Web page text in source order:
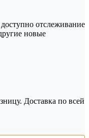
отслеживание
новые
Доставка по всей